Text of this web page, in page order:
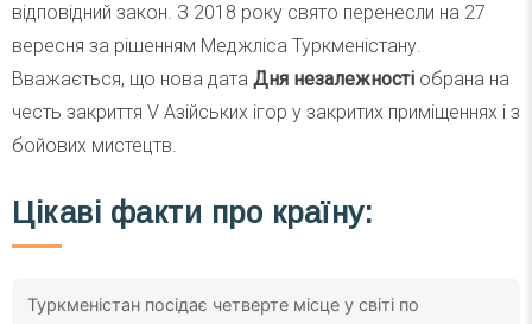
відповідний закон. З 2018 року свято перенесли на 27
вересня за рішенням Меджліса Туркменістану.
Вважається, що нова дата Дня незалежності обрана на
честь закриття V Азійських ігор у закритих приміщеннях і з
бойових мистецтв.
Цікаві факти про країну:
Туркменістан посідає четверте місце у світі по